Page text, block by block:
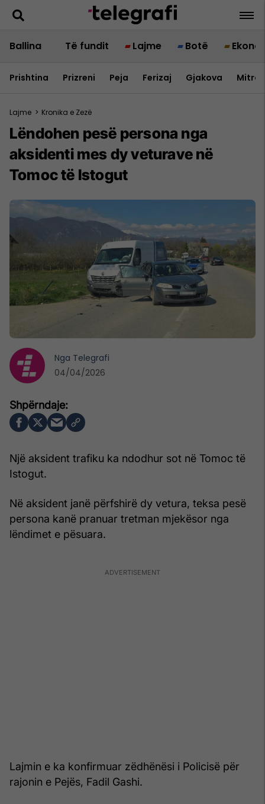
Ballina Të fundit Lajme Botë
Prishtina Prizreni Peja Ferizaj Gjakova
Lajme > Kronika e Zezë
Lëndohen pesë persona nga
aksidenti mes dy veturave në
Tomoc të Istogut
Një aksident trafiku ka ndodhur sot në Tomoc të
Istogut.
Në aksident janë përfshirë dy vetura, teksa pesë
persona kanë pranuar tretman mjekësor nga
lëndimet e pësuara.
Lajmin e ka konfirmuar zëdhënësi i Policisë për
rajonin e Pejës, Fadil Gashi.
Nga Telegrafi
04/04/2026